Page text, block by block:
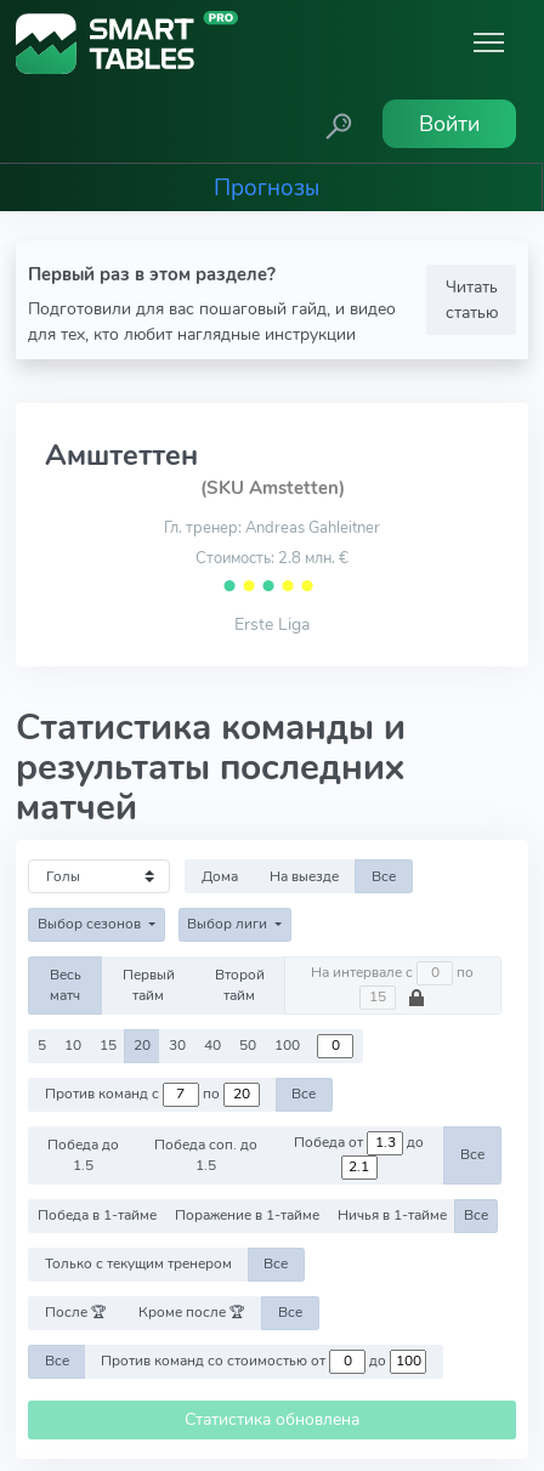
Войти
Прогнозы
Первый раз в этом разделе?
Подготовили для вас пошаговый гайд, и видео
для тех, кто любит наглядные инструкции
Читать
статью
Амштеттен
(SKU Amstetten)
Гл. тренер: Andreas Gahleitner
Стоимость: 2.8 млн. €
⬤ ⬤ ⬤ ⬤ ⬤
Erste Liga
Статистика команды и
результаты последних
матчей
Дома На выезде Все
Выбор сезонов Выбор лиги
Весь
матч
Первый
тайм
Второй
тайм
На интервале с по
5 10 15 20 30 40 50 100
Против команд с по Все
Победа до
1.5
Победа соп. до
1.5
Победа от до
Все
Победа в 1-тайме Поражение в 1-тайме Ничья в 1-тайме Все
Только с текущим тренером Все
После 🏆 Кроме после 🏆 Все
Все Против команд со стоимостью от до
Статистика обновлена